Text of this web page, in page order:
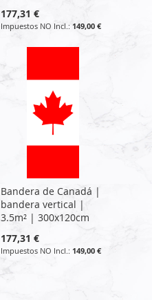
177,31 €
149,00 €
Bandera de Canadá |
bandera vertical |
3.5m² | 300x120cm
177,31 €
149,00 €